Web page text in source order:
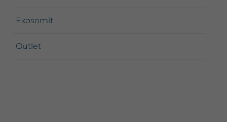
Exosomit
Outlet